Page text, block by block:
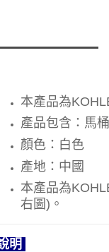
本產品為
產品包含：馬
顏色：白色
產地：中國
本產品為
右圖)。
明